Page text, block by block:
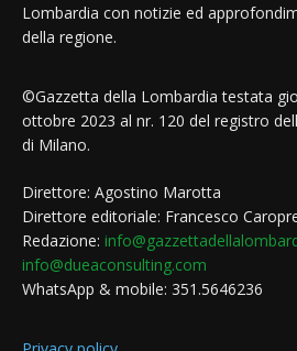
Lombardia con notizie ed
della regione.
©Gazzetta della Lombardia testata
ottobre 2023 al nr. 120 del registro
di Milano.
Direttore: Agostino Marotta
Direttore editoriale: Francesco
Redazione:
info@dueaconsulting.com
WhatsApp & mobile: 351.5646236